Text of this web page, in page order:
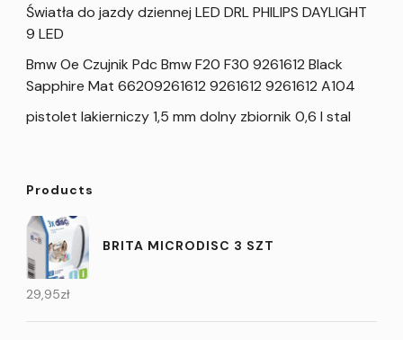
Światła do jazdy dziennej LED DRL PHILIPS DAYLIGHT
9 LED
Bmw Oe Czujnik Pdc Bmw F20 F30 9261612 Black
Sapphire Mat 66209261612 9261612 9261612 A104
pistolet lakierniczy 1,5 mm dolny zbiornik 0,6 l stal
Products
BRITA MICRODISC 3 SZT
29,95zł